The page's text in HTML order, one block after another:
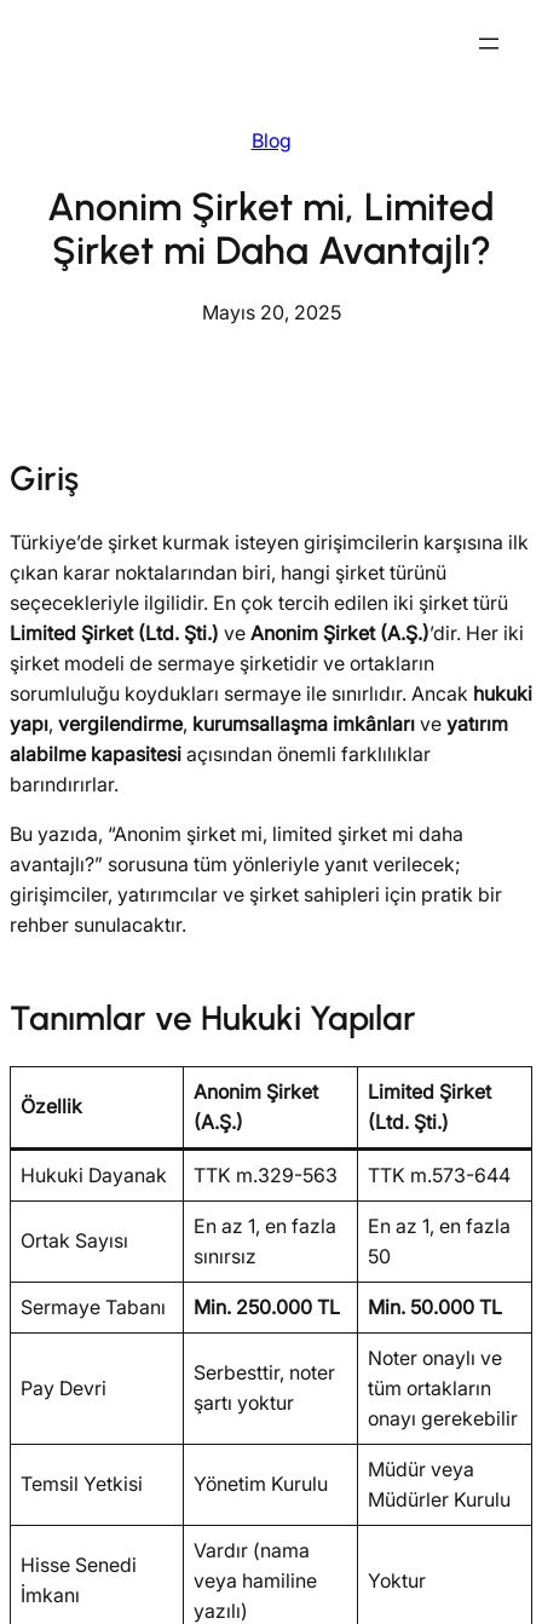
Blog
Anonim Şirket mi, Limited
Şirket mi Daha Avantajlı?
Mayıs 20, 2025
Giriş
Türkiye’de şirket kurmak isteyen girişimcilerin karşısına ilk
çıkan karar noktalarından biri, hangi şirket türünü
seçecekleriyle ilgilidir. En çok tercih edilen iki şirket türü
Limited Şirket (Ltd. Şti.) ve Anonim Şirket (A.Ş.)’dir. Her iki
şirket modeli de sermaye şirketidir ve ortakların
sorumluluğu koydukları sermaye ile sınırlıdır. Ancak hukuki
yapı, vergilendirme, kurumsallaşma imkânları ve yatırım
alabilme kapasitesi açısından önemli farklılıklar
barındırırlar.
Bu yazıda, “Anonim şirket mi, limited şirket mi daha
avantajlı?” sorusuna tüm yönleriyle yanıt verilecek;
girişimciler, yatırımcılar ve şirket sahipleri için pratik bir
rehber sunulacaktır.
Tanımlar ve Hukuki Yapılar
Özellik
Anonim Şirket
(A.Ş.)
Limited Şirket
(Ltd. Şti.)
Hukuki Dayanak TTK m.329-563 TTK m.573-644
Ortak Sayısı
En az 1, en fazla
sınırsız
En az 1, en fazla
50
Sermaye Tabanı Min. 250.000 TL Min. 50.000 TL
Pay Devri
Serbesttir, noter
şartı yoktur
Noter onaylı ve
tüm ortakların
onayı gerekebilir
Temsil Yetkisi Yönetim Kurulu
Müdür veya
Müdürler Kurulu
Hisse Senedi
İmkanı
Vardır (nama
veya hamiline
yazılı)
Yoktur